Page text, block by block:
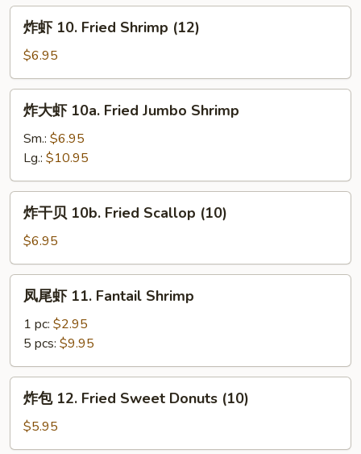
Scallion
Pancake
(4)
10.
Fried
Shrimp
(12)
炸虾 10. Fried Shrimp (12)
$6.95
10a.
Fried
Jumbo
Shrimp
炸大虾 10a. Fried Jumbo Shrimp
Sm.: $6.95
Lg.: $10.95
10b.
Fried
Scallop
(10)
炸干贝 10b. Fried Scallop (10)
$6.95
11.
Fantail
Shrimp
凤尾虾 11. Fantail Shrimp
1 pc: $2.95
5 pcs: $9.95
12.
Fried
炸包 12. Fried Sweet Donuts (10)
$5.95